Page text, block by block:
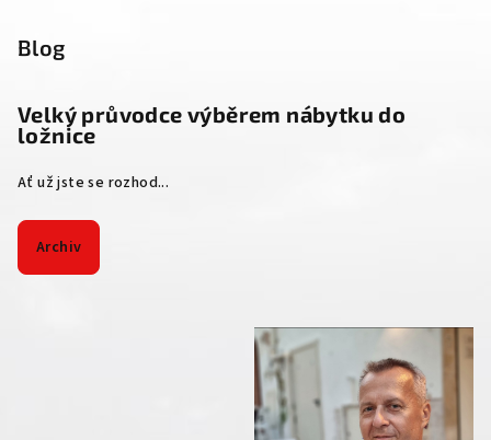
Blog
Velký průvodce výběrem nábytku do
ložnice
Ať už jste se rozhod...
Archiv